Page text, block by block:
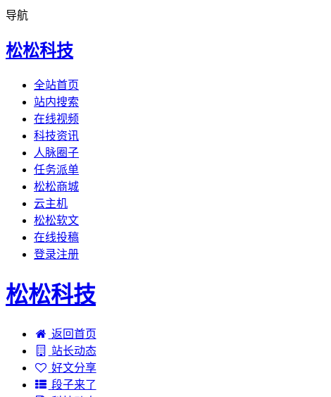
导航
松松科技
全站首页
站内搜索
在线视频
科技资讯
人脉圈子
任务派单
松松商城
云主机
松松软文
在线投稿
登录注册
松松科技
返回首页
站长动态
好文分享
段子来了